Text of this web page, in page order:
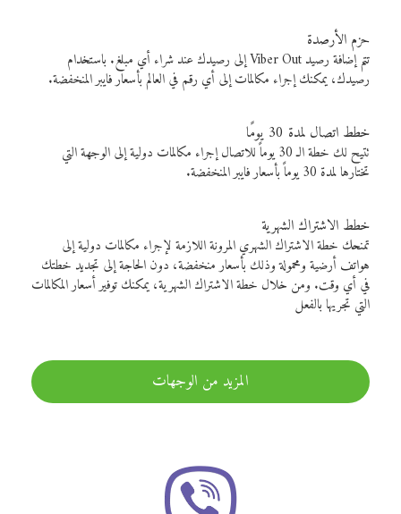
حزم الأرصدة
تتم إضافة رصيد Viber Out إلى رصيدك عند شراء أي مبلغ. باستخدام
رصيدك، يمكنك إجراء مكالمات إلى أي رقم في العالم بأسعار فايبر المنخفضة.
خطط اتصال لمدة 30 يومًا
تتيح لك خطة الـ 30 يوماً للاتصال إجراء مكالمات دولية إلى الوجهة التي
تختارها لمدة 30 يوماً بأسعار فايبر المنخفضة.
خطط الاشتراك الشهرية
تمنحك خطة الاشتراك الشهري المرونة اللازمة لإجراء مكالمات دولية إلى
هواتف أرضية ومحمولة وذلك بأسعار منخفضة، دون الحاجة إلى تجديد خطتك
في أي وقت. ومن خلال خطة الاشتراك الشهرية، يمكنك توفير أسعار المكالمات
التي تجريها بالفعل
المزيد من الوجهات